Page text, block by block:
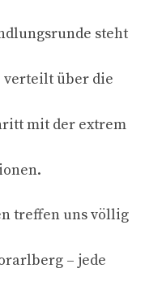
steht
verteilt über die
mit der extrem
treffen uns völlig
– jede